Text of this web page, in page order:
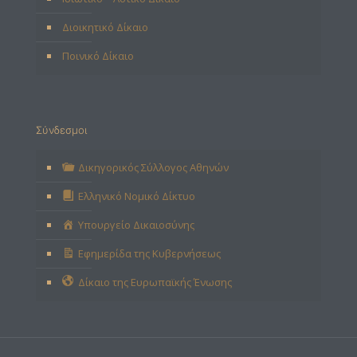
Διοικητικό Δίκαιο
Ποινικό Δίκαιο
Σύνδεσμοι
Δικηγορικός Σύλλογος Αθηνών
Ελληνικό Νομικό Δίκτυο
Υπουργείο Δικαιοσύνης
Εφημερίδα της Κυβερνήσεως
Δίκαιο της Ευρωπαϊκής Ένωσης